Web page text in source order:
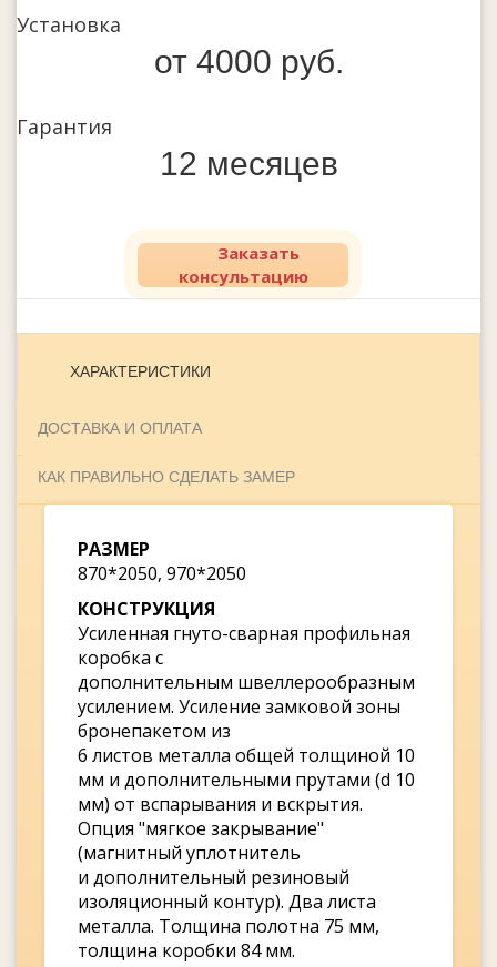
Установка
от 4000 руб.
Гарантия
12 месяцев
Заказать
консультацию
ХАРАКТЕРИСТИКИ
ДОСТАВКА И ОПЛАТА
КАК ПРАВИЛЬНО СДЕЛАТЬ ЗАМЕР
РАЗМЕР
870*2050, 970*2050
КОНСТРУКЦИЯ
Усиленная гнуто-сварная профильная
коробка с
дополнительным швеллерообразным
усилением. Усиление замковой зоны
бронепакетом из
6 листов металла общей толщиной 10
мм и дополнительными прутами (d 10
мм) от вспарывания и вскрытия.
Опция "мягкое закрывание"
(магнитный уплотнитель
и дополнительный резиновый
изоляционный контур). Два листа
металла. Толщина полотна 75 мм,
толщина коробки 84 мм.